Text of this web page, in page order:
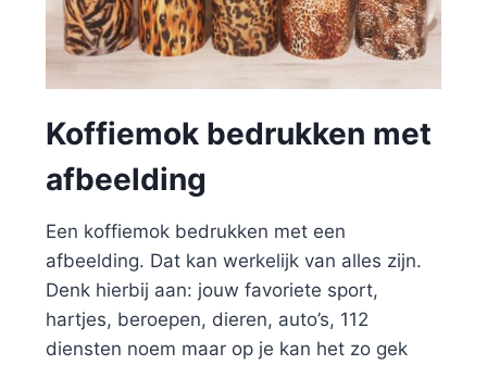
Koffiemok bedrukken met
afbeelding
Een koffiemok bedrukken met een
afbeelding. Dat kan werkelijk van alles zijn.
Denk hierbij aan: jouw favoriete sport,
hartjes, beroepen, dieren, auto’s, 112
diensten noem maar op je kan het zo gek